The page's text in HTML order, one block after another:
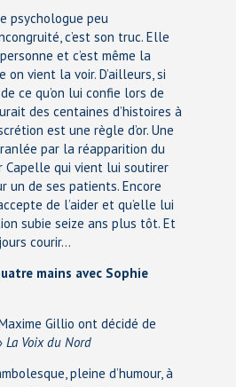
psychologue peu
c’est son truc. Elle
et c’est même la
vient la voir. D’ailleurs, si
ce qu’on lui confie lors de
des centaines d’histoires à
est une règle d’or. Une
par la réapparition du
Capelle qui vient lui soutirer
un de ses patients. Encore
de l’aider et qu’elle lui
subie seize ans plus tôt. Et
courir…
mains avec Sophie
Gillio ont décidé de
La Voix du Nord
pleine d’humour, à